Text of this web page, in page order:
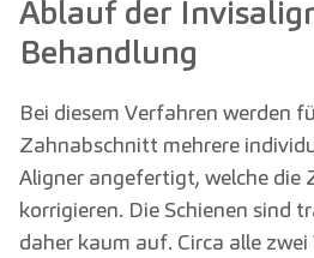
Ablauf der
Behandlung
Bei diesem Verfahren werden
Zahnabschnitt mehrere
Aligner angefertigt, welche die
korrigieren. Die Schienen sind
daher kaum auf. Circa alle